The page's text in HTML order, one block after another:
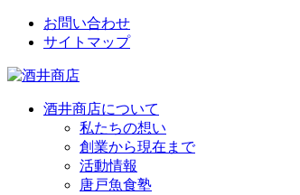
お問い合わせ
サイトマップ
酒井商店について
私たちの想い
創業から現在まで
活動情報
唐戸魚食塾